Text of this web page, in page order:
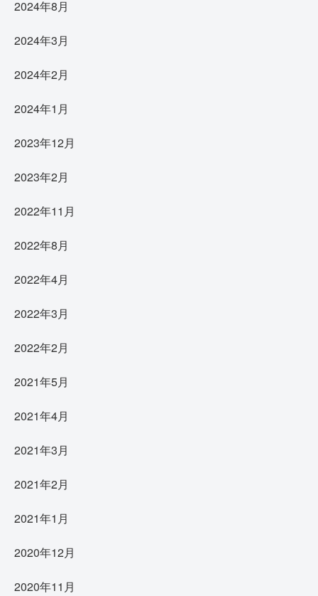
2024年8月
2024年3月
2024年2月
2024年1月
2023年12月
2023年2月
2022年11月
2022年8月
2022年4月
2022年3月
2022年2月
2021年5月
2021年4月
2021年3月
2021年2月
2021年1月
2020年12月
2020年11月